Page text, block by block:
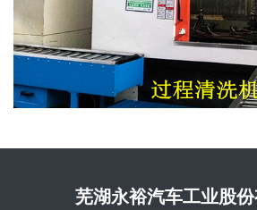
芜湖永裕汽车工业股份